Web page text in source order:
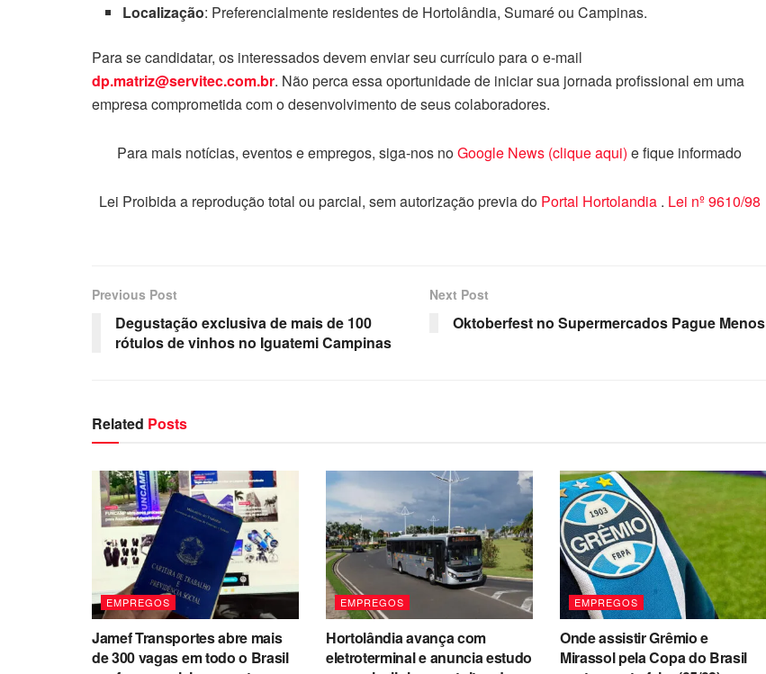
Localização: Preferencialmente residentes de Hortolândia, Sumaré ou Campinas.
Para se candidatar, os interessados devem enviar seu currículo para o e-mail
dp.matriz@servitec.com.br. Não perca essa oportunidade de iniciar sua jornada profissional em uma
empresa comprometida com o desenvolvimento de seus colaboradores.
Para mais notícias, eventos e empregos, siga-nos noGoogle News (clique aqui) e fique informado
Lei Proibida a reprodução total ou parcial, sem autorização previa do Portal Hortolandia . Lei nº 9610/98
Previous Post
Degustação exclusiva de mais de 100
rótulos de vinhos no Iguatemi Campinas
Next Post
Oktoberfest no Supermercados Pague Menos
Related Posts
EMPREGOS
Jamef Transportes abre mais
de 300 vagas em todo o Brasil
EMPREGOS
Hortolândia avança com
eletroterminal e anuncia estudo
EMPREGOS
Onde assistir Grêmio e
Mirassol pela Copa do Brasil